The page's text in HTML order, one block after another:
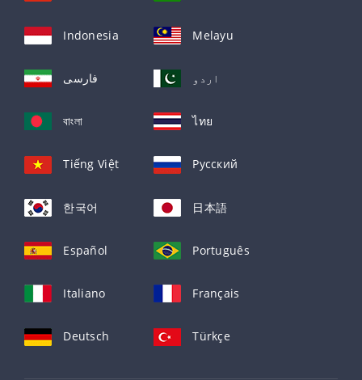
Indonesia Melayu
فارسی اردو
বাংলা ไทย
Tiếng Việt Русский
한국어 日本語
Español Português
Italiano Français
Deutsch Türkçe